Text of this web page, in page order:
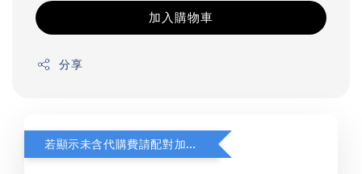
加入購物車
分享
若顯示未含代購費請配對加購(未加購視同無效訂單)